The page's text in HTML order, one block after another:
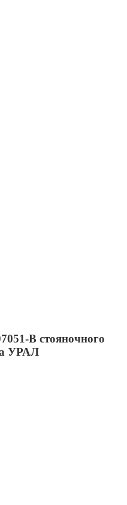
В стояночного
УРАЛ